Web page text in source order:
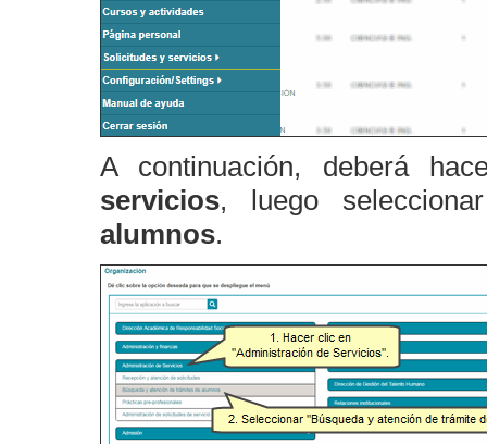
A continuación, deberá
servicios, luego
alumnos.